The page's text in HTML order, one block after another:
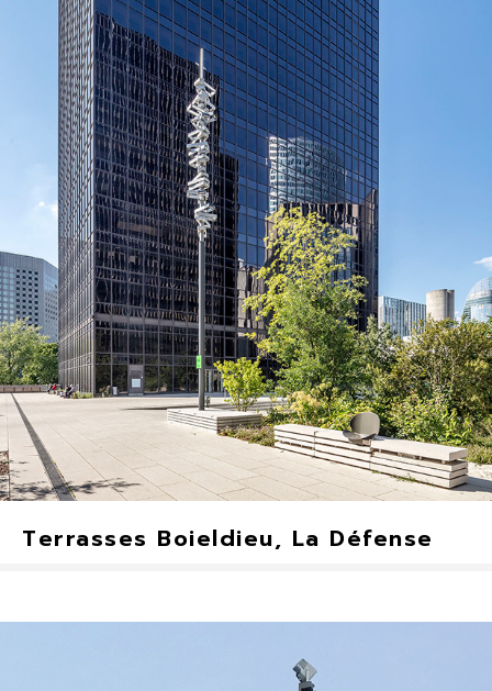
Terrasses Boieldieu, La Défense
Structure K, Bipode, TZ
Montréal, Canada
2019